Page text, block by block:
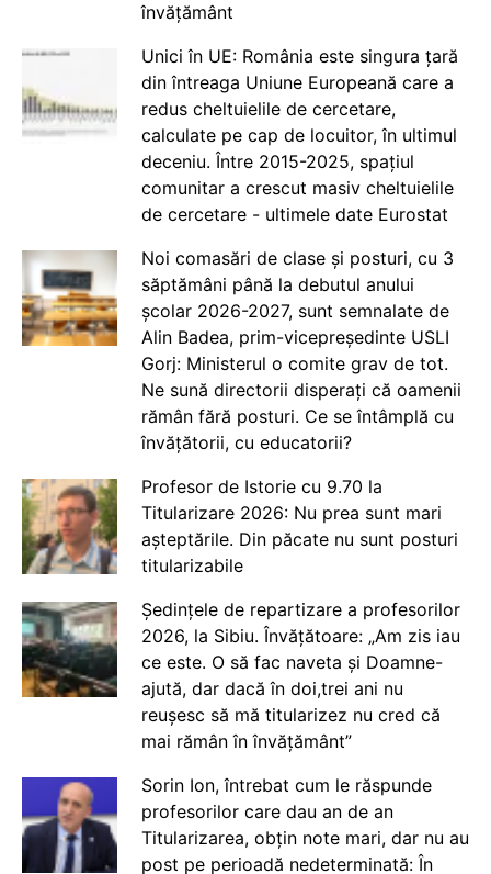
învățământ
Unici în UE: România este singura țară
din întreaga Uniune Europeană care a
redus cheltuielile de cercetare,
calculate pe cap de locuitor, în ultimul
deceniu. Între 2015-2025, spațiul
comunitar a crescut masiv cheltuielile
de cercetare - ultimele date Eurostat
Noi comasări de clase și posturi, cu 3
săptămâni până la debutul anului
școlar 2026-2027, sunt semnalate de
Alin Badea, prim-vicepreședinte USLI
Gorj: Ministerul o comite grav de tot.
Ne sună directorii disperați că oamenii
rămân fără posturi. Ce se întâmplă cu
învățătorii, cu educatorii?
Profesor de Istorie cu 9.70 la
Titularizare 2026: Nu prea sunt mari
așteptările. Din păcate nu sunt posturi
titularizabile
Ședințele de repartizare a profesorilor
2026, la Sibiu. Învățătoare: „Am zis iau
ce este. O să fac naveta și Doamne-
ajută, dar dacă în doi,trei ani nu
reușesc să mă titularizez nu cred că
mai rămân în învățământ”
Sorin Ion, întrebat cum le răspunde
profesorilor care dau an de an
Titularizarea, obțin note mari, dar nu au
post pe perioadă nedeterminată: În